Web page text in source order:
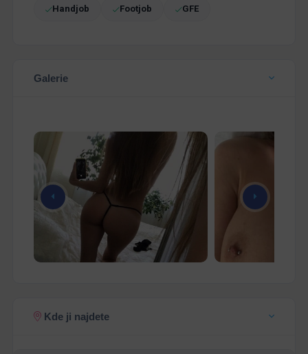
Handjob Footjob GFE
Galerie
Kde ji najdete